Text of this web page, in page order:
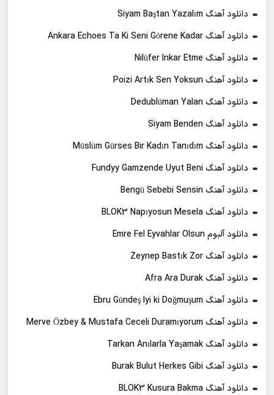
دانلود آهنگ Siyam Baştan Yazalım
دانلود آهنگ Ankara Echoes Ta Ki Seni Görene Kadar
دانلود آهنگ Nilüfer Inkar Etme
دانلود آهنگ Poizi Artık Sen Yoksun
دانلود آهنگ Dedublüman Yalan
دانلود آهنگ Siyam Benden
دانلود آهنگ Müslüm Gürses Bir Kadın Tanıdım
دانلود آهنگ Fundyy Gamzende Uyut Beni
دانلود آهنگ Bengü Sebebi Sensin
دانلود آهنگ BLOK3 Napıyosun Mesela
دانلود آلبوم Emre Fel Eyvahlar Olsun
دانلود آهنگ Zeynep Bastık Zor
دانلود آهنگ Afra Ara Durak
دانلود آهنگ Ebru Gündeş Iyi ki Doğmuşum
دانلود آهنگ Merve Özbey & Mustafa Ceceli Duramıyorum
دانلود آهنگ Tarkan Anılarla Yaşamak
دانلود آهنگ Burak Bulut Herkes Gibi
دانلود آهنگ BLOK3 Kusura Bakma